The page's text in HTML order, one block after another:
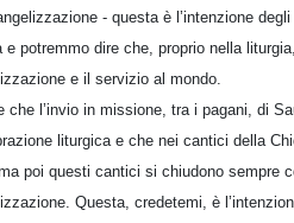
- questa è l’intenzione
e potremmo dire che, proprio nella
e il servizio al mondo.
che l’invio in missione, tra i pagani, di
liturgica e che nei cantici della
poi questi cantici si chiudono sempre
Questa, credetemi, è